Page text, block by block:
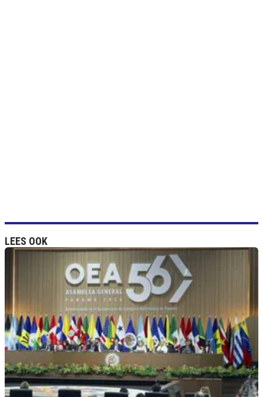
LEES OOK